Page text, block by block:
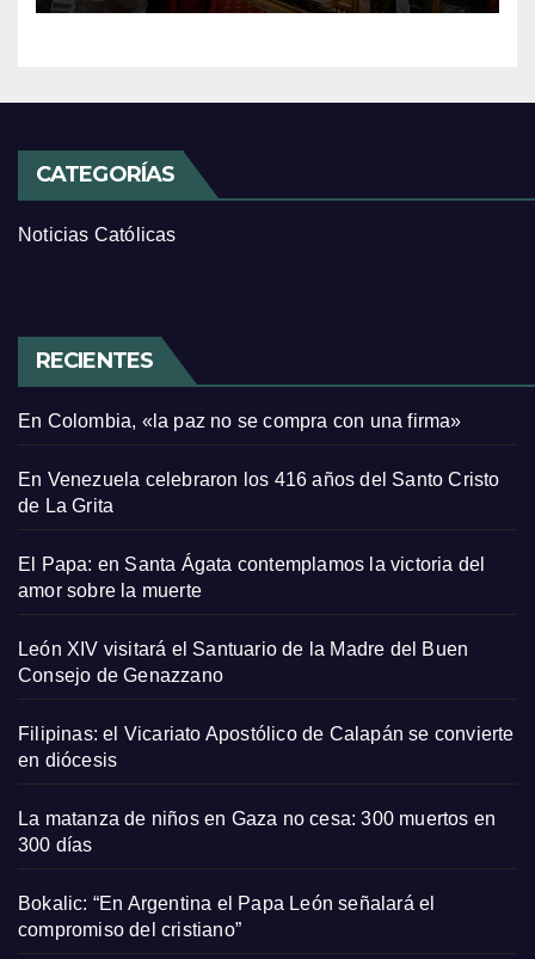
CATEGORÍAS
Noticias Católicas
RECIENTES
En Colombia, «la paz no se compra con una firma»
En Venezuela celebraron los 416 años del Santo Cristo
de La Grita
El Papa: en Santa Ágata contemplamos la victoria del
amor sobre la muerte
León XIV visitará el Santuario de la Madre del Buen
Consejo de Genazzano
Filipinas: el Vicariato Apostólico de Calapán se convierte
en diócesis
La matanza de niños en Gaza no cesa: 300 muertos en
300 días
Bokalic: “En Argentina el Papa León señalará el
compromiso del cristiano”